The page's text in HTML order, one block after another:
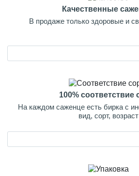
Качественные
В продаже только здоровые и
100% соответствие
На каждом саженце есть бирка с
вид, сорт, возраст